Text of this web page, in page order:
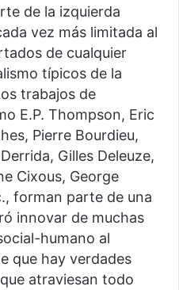
de la izquierda
vez más limitada al
de cualquier
típicos de la
trabajos de
E.P. Thompson, Eric
Pierre Bourdieu,
Gilles Deleuze,
Cixous, George
forman parte de una
innovar de muchas
humano al
que hay verdades
atraviesan todo